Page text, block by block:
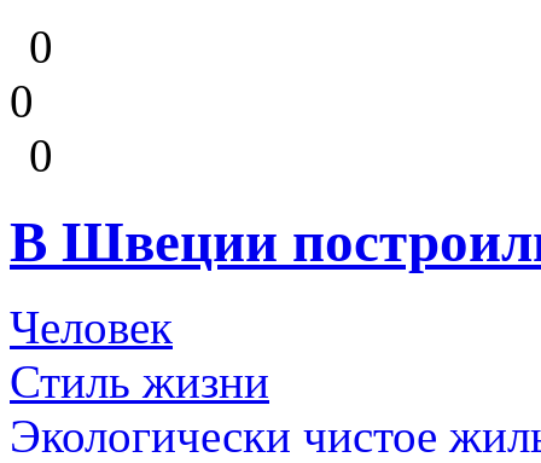
0
0
0
В Швеции
Человек
Стиль жизни
Экологически чистое